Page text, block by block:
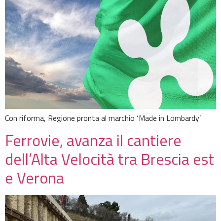
Con riforma, Regione pronta al marchio ‘Made in Lombardy’
Ferrovie, avanza il cantiere
dell’Alta Velocità tra Brescia est
e Verona